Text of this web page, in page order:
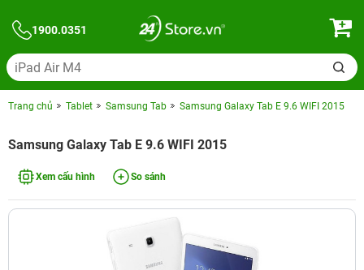
1900.0351
Trang chủ Tablet Samsung Tab Samsung Galaxy Tab E 9.6 WIFI 2015
Samsung Galaxy Tab E 9.6 WIFI 2015
Xem cấu hình So sánh